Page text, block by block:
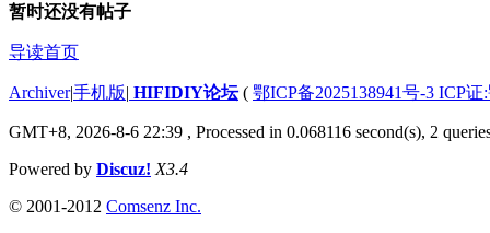
暂时还没有帖子
导读首页
Archiver|手机版| HIFIDIY论坛( 鄂ICP备2025138941号-3 ICP
GMT+8, 2026-8-6 22:39 , Processed in 0.068116 second(s), 2
Powered by Discuz! X3.4
© 2001-2012 Comsenz Inc.